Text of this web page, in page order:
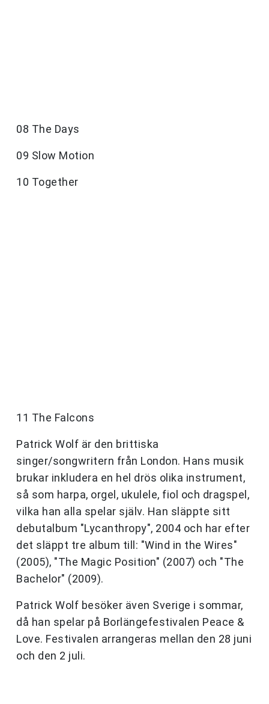
08 The Days
09 Slow Motion
10 Together
11 The Falcons
Patrick Wolf är den brittiska
singer/songwritern från London. Hans musik
brukar inkludera en hel drös olika instrument,
så som harpa, orgel, ukulele, fiol och dragspel,
vilka han alla spelar själv. Han släppte sitt
debutalbum "Lycanthropy", 2004 och har efter
det släppt tre album till: "Wind in the Wires"
(2005), "The Magic Position" (2007) och "The
Bachelor" (2009).
Patrick Wolf besöker även Sverige i sommar,
då han spelar på Borlängefestivalen Peace &
Love. Festivalen arrangeras mellan den 28 juni
och den 2 juli.